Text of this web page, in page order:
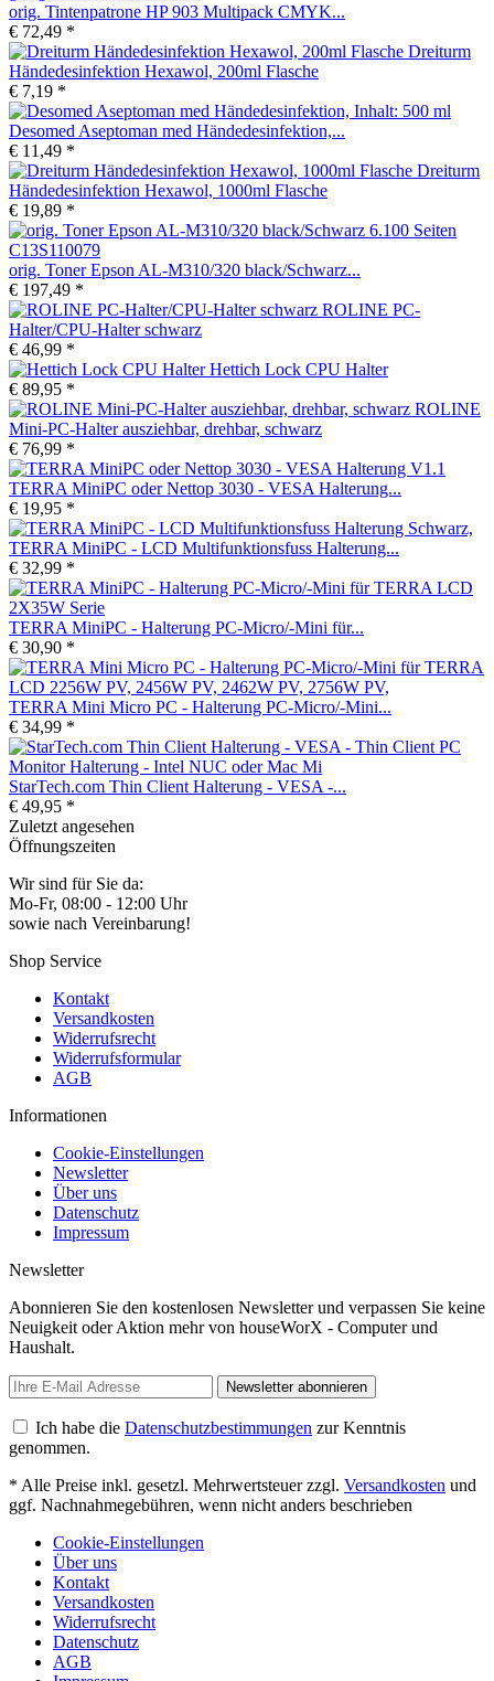
orig. Tintenpatrone HP 903 Multipack CMYK...
€ 72,49 *
Dreiturm
Händedesinfektion Hexawol, 200ml Flasche
€ 7,19 *
Desomed Aseptoman med Händedesinfektion,...
€ 11,49 *
Dreiturm
Händedesinfektion Hexawol, 1000ml Flasche
€ 19,89 *
orig. Toner Epson AL-M310/320 black/Schwarz...
€ 197,49 *
ROLINE PC-
Halter/CPU-Halter schwarz
€ 46,99 *
Hettich Lock CPU Halter
€ 89,95 *
ROLINE
Mini-PC-Halter ausziehbar, drehbar, schwarz
€ 76,99 *
TERRA MiniPC oder Nettop 3030 - VESA Halterung...
€ 19,95 *
TERRA MiniPC - LCD Multifunktionsfuss Halterung...
€ 32,99 *
TERRA MiniPC - Halterung PC-Micro/-Mini für...
€ 30,90 *
TERRA Mini Micro PC - Halterung PC-Micro/-Mini...
€ 34,99 *
StarTech.com Thin Client Halterung - VESA -...
€ 49,95 *
Zuletzt angesehen
Öffnungszeiten
Wir sind für Sie da:
Mo-Fr, 08:00 - 12:00 Uhr
sowie nach Vereinbarung!
Shop Service
Kontakt
Versandkosten
Widerrufsrecht
Widerrufsformular
AGB
Informationen
Cookie-Einstellungen
Newsletter
Über uns
Datenschutz
Impressum
Newsletter
Abonnieren Sie den kostenlosen Newsletter und verpassen Sie keine
Neuigkeit oder Aktion mehr von houseWorX - Computer und
Haushalt.
Newsletter abonnieren
Ich habe die Datenschutzbestimmungen zur Kenntnis
genommen.
* Alle Preise inkl. gesetzl. Mehrwertsteuer zzgl. Versandkosten und
ggf. Nachnahmegebühren, wenn nicht anders beschrieben
Cookie-Einstellungen
Über uns
Kontakt
Versandkosten
Widerrufsrecht
Datenschutz
AGB